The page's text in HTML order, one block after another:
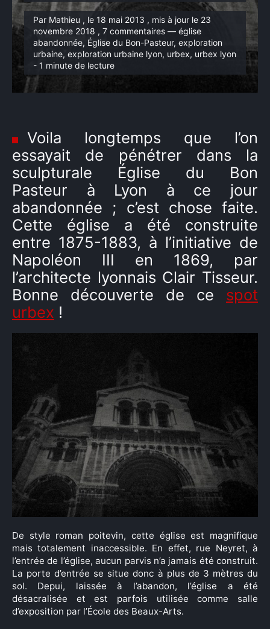
Par Mathieu , le 18 mai 2013 , mis à jour le 23
novembre 2018 , 7 commentaires — église
abandonnée, Église du Bon-Pasteur, exploration
urbaine, exploration urbaine lyon, urbex, urbex lyon
- 1 minute de lecture
Voila longtemps que l’on
essayait de pénétrer dans la
sculpturale Église du Bon
Pasteur à Lyon à ce jour
abandonnée ; c’est chose faite.
Cette église a été construite
entre 1875-1883, à l’initiative de
Napoléon III en 1869, par
l’architecte lyonnais Clair Tisseur.
Bonne découverte de ce spot
urbex !
De style roman poitevin, cette église est magnifique
mais totalement inaccessible. En effet, rue Neyret, à
l’entrée de l’église, aucun parvis n’a jamais été construit.
La porte d’entrée se situe donc à plus de 3 mètres du
sol. Depui, laissée à l’abandon, l’église a été
désacralisée et est parfois utilisée comme salle
d’exposition par l’École des Beaux-Arts.